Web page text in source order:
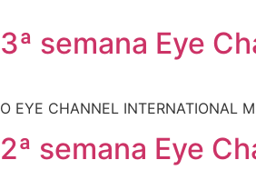
3ª semana Eye
O EYE CHANNEL
2ª semana Eye